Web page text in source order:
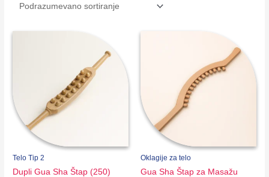
Telo Tip 2
Dupli Gua Sha Štap (250)
Oklagije za telo
Gua Sha Štap za Masažu